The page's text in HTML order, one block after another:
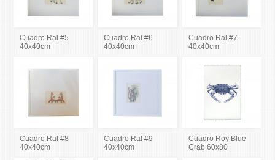
Cuadro Ral #5
40x40cm
Cuadro Ral #6
40x40cm
Cuadro Ral #7
40x40cm
Cuadro Ral #8
40x40cm
Cuadro Ral #9
40x40cm
Cuadro Roy Blue
Crab 60x80